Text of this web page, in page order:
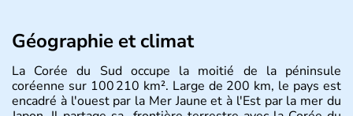
Géographie et climat
La Corée du Sud occupe la moitié de la péninsule
coréenne sur 100 210 km². Large de 200 km, le pays est
encadré à l'ouest par la Mer Jaune et à l'Est par la mer du